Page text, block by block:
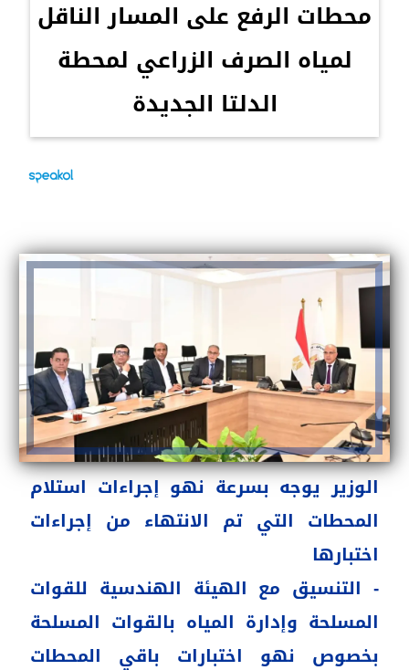
محطات الرفع على المسار الناقل
لمياه الصرف الزراعي لمحطة
الدلتا الجديدة
الوزير يوجه بسرعة نهو إجراءات استلام
المحطات التي تم الانتهاء من إجراءات
اختبارها
- التنسيق مع الهيئة الهندسية للقوات
المسلحة وإدارة المياه بالقوات المسلحة
بخصوص نهو اختبارات باقي المحطات